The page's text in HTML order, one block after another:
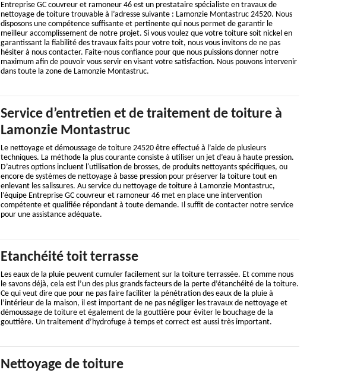
Entreprise GC couvreur et ramoneur 46 est un prestataire spécialiste en travaux de
nettoyage de toiture trouvable à l’adresse suivante : Lamonzie Montastruc 24520. Nous
disposons une compétence suffisante et pertinente qui nous permet de garantir le
meilleur accomplissement de notre projet. Si vous voulez que votre toiture soit nickel en
garantissant la fiabilité des travaux faits pour votre toit, nous vous invitons de ne pas
hésiter à nous contacter. Faite-nous confiance pour que nous puissions donner notre
maximum afin de pouvoir vous servir en visant votre satisfaction. Nous pouvons intervenir
dans toute la zone de Lamonzie Montastruc.
Service d’entretien et de traitement de toiture à
Lamonzie Montastruc
Le nettoyage et démoussage de toiture 24520 être effectué à l’aide de plusieurs
techniques. La méthode la plus courante consiste à utiliser un jet d’eau à haute pression.
D’autres options incluent l'utilisation de brosses, de produits nettoyants spécifiques, ou
encore de systèmes de nettoyage à basse pression pour préserver la toiture tout en
enlevant les salissures. Au service du nettoyage de toiture à Lamonzie Montastruc,
l’équipe Entreprise GC couvreur et ramoneur 46 met en place une intervention
compétente et qualifiée répondant à toute demande. Il suffit de contacter notre service
pour une assistance adéquate.
Etanchéité toit terrasse
Les eaux de la pluie peuvent cumuler facilement sur la toiture terrassée. Et comme nous
le savons déjà, cela est l’un des plus grands facteurs de la perte d’étanchéité de la toiture.
Ce qui veut dire que pour ne pas faire faciliter la pénétration des eaux de la pluie à
l’intérieur de la maison, il est important de ne pas négliger les travaux de nettoyage et
démoussage de toiture et également de la gouttière pour éviter le bouchage de la
gouttière. Un traitement d’hydrofuge à temps et correct est aussi très important.
Nettoyage de toiture